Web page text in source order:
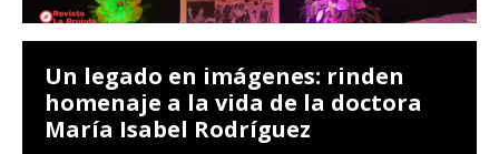
Un legado en imágenes: rinden
homenaje a la vida de la doctora
María Isabel Rodríguez